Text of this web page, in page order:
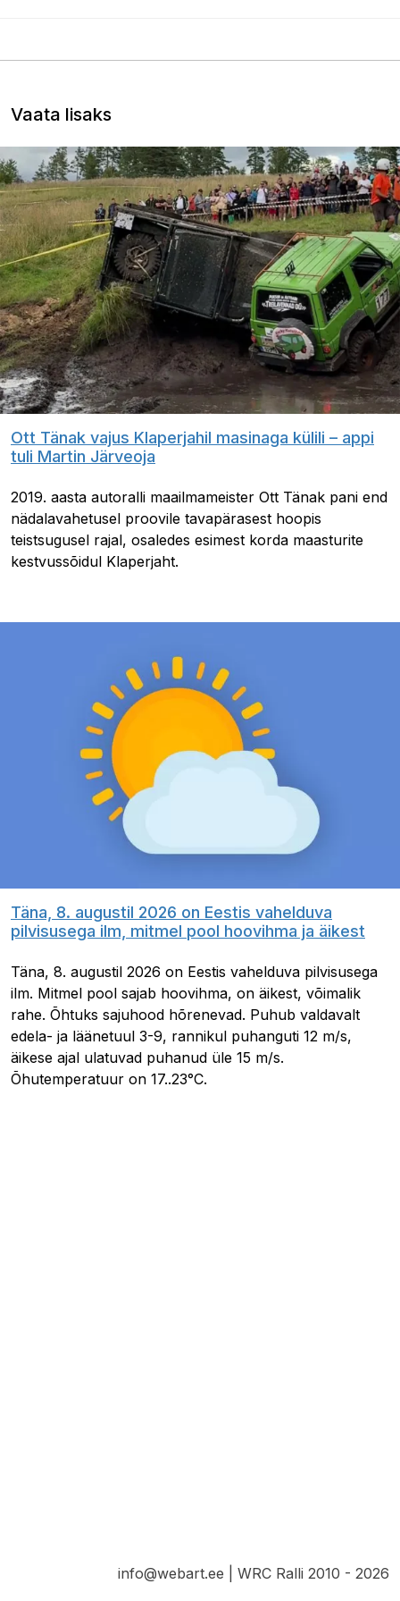
Vaata lisaks
Ott Tänak vajus Klaperjahil masinaga külili – appi
tuli Martin Järveoja
2019. aasta autoralli maailmameister Ott Tänak pani end
nädalavahetusel proovile tavapärasest hoopis
teistsugusel rajal, osaledes esimest korda maasturite
kestvussõidul Klaperjaht.
Täna, 8. augustil 2026 on Eestis vahelduva
pilvisusega ilm, mitmel pool hoovihma ja äikest
Täna, 8. augustil 2026 on Eestis vahelduva pilvisusega
ilm. Mitmel pool sajab hoovihma, on äikest, võimalik
rahe. Õhtuks sajuhood hõrenevad. Puhub valdavalt
edela- ja läänetuul 3-9, rannikul puhanguti 12 m/s,
äikese ajal ulatuvad puhanud üle 15 m/s.
Õhutemperatuur on 17..23°C.
info@webart.ee | WRC Ralli 2010 - 2026